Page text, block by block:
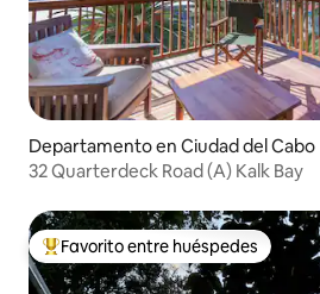
Departamento en Ciudad del Cabo
32 Quarterdeck Road (A) Kalk Bay
Favorito entre los huéspedes más
Favorito entre huéspedes